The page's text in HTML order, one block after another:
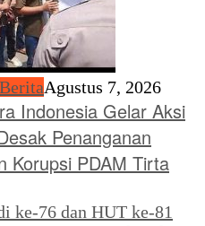
BeritaAgustus 7, 2026
Indonesia Gelar Aksi
Penanganan
Korupsi PDAM Tirta